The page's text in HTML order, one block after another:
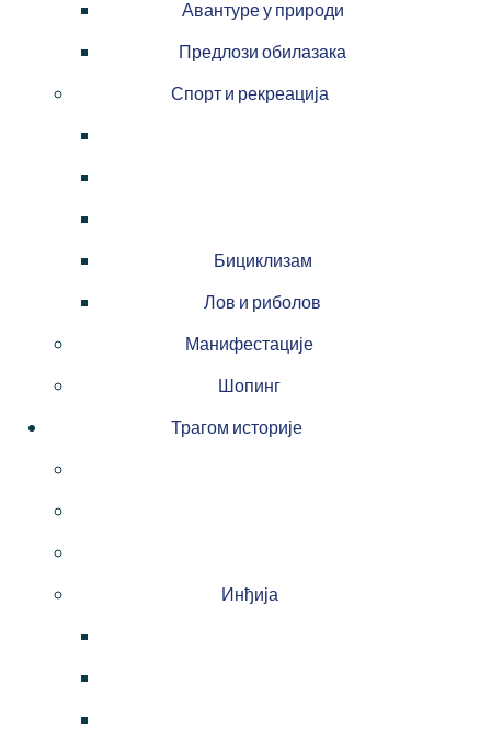
Авантуре у природи
Предлози обилазака
Спорт и рекреација
Бициклизам
Лов и риболов
Манифестације
Шопинг
Трагом историје
Инђија